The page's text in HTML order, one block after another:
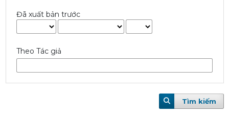
Đã xuất bản trước
Theo Tác giả
Tìm kiếm